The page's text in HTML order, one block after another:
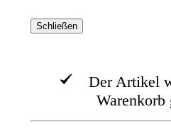
Schließen
Der Artikel
Warenkorb